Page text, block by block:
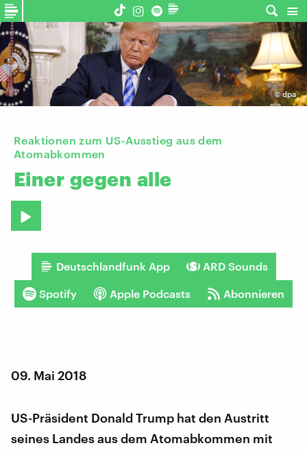
©dpa
Reaktionen zum US-Ausstieg aus dem
Atomabkommen
Einer gegen alle
Deutschlandfunk App ARD Sounds
Spotify Apple Podcasts Abonnieren
09. Mai 2018
US-Präsident Donald Trump hat den Austritt
seines Landes aus dem Atomabkommen mit